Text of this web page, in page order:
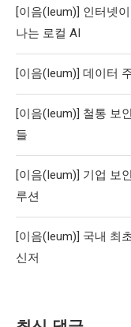
[이음(Ieum)] 인터넷
나는 로컬 AI
[이음(Ieum)] 데이터
[이음(Ieum)] 철통 보
들
[이음(Ieum)] 기업 보
루션
[이음(Ieum)] 국내 최
신저